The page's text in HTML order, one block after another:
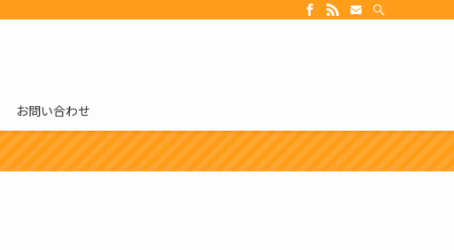
お問い合わせ